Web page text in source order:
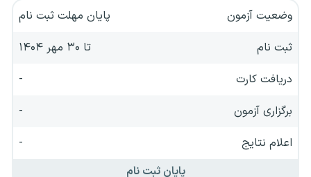
وضعیت آزمون
پایان مهلت ثبت نام
ثبت نام
تا ۳۰ مهر ۱۴۰۴
دریافت کارت
-
برگزاری آزمون
-
اعلام نتایج
-
پایان ثبت نام